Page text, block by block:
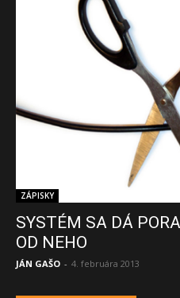
ZÁPISKY
SYSTÉM SA DÁ
OD NEHO
JÁN GAŠO - 4. februára 2013